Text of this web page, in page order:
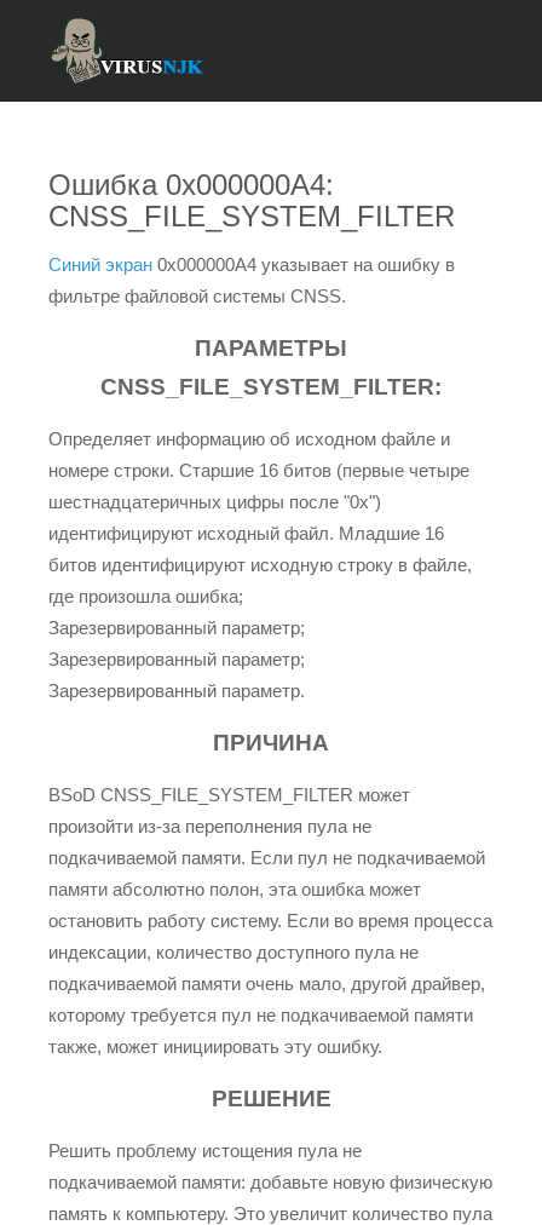
Ошибка 0x000000A4:
CNSS_FILE_SYSTEM_FILTER
Синий экран 0x000000A4 указывает на ошибку в
фильтре файловой системы CNSS.
ПАРАМЕТРЫ
CNSS_FILE_SYSTEM_FILTER:
Определяет информацию об исходном файле и
номере строки. Старшие 16 битов (первые четыре
шестнадцатеричных цифры после "0x")
идентифицируют исходный файл. Младшие 16
битов идентифицируют исходную строку в файле,
где произошла ошибка;
Зарезервированный параметр;
Зарезервированный параметр;
Зарезервированный параметр.
ПРИЧИНА
BSoD CNSS_FILE_SYSTEM_FILTER может
произойти из-за переполнения пула не
подкачиваемой памяти. Если пул не подкачиваемой
памяти абсолютно полон, эта ошибка может
остановить работу систему. Если во время процесса
индексации, количество доступного пула не
подкачиваемой памяти очень мало, другой драйвер,
которому требуется пул не подкачиваемой памяти
также, может инициировать эту ошибку.
РЕШЕНИЕ
Решить проблему истощения пула не
подкачиваемой памяти: добавьте новую физическую
память к компьютеру. Это увеличит количество пула